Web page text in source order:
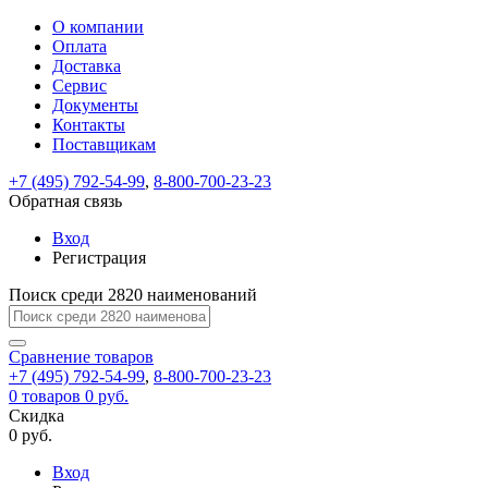
ВходРегистрация
Только
test@example.com
отправлена
по
ней
для
регистрации.
Ок
Только
Запомнить
меня
Забыли
Восстановление
пароля
Заполните
форму.
Мы
отправим
ссылку
на
указанный
электронный
адрес,
перейдя
по
которой
вы
новый
На
вашу
test@test.ru
отправлена
ссылка.
Перейдите
по
для
смены
пароля.
Введите
новый
пароль
Сменить
Пароль
успешно
Войти
Обратная
связь
Сообщение
пользовательского
соглашения
Ваше
сообщение
успешно
О компании
Оплата
Доставка
Сервис
Документы
Контакты
Поставщикам
+7 (495) 792-54-99, 8-800-700-23-23
Обратная связь
Вход
Регистрация
Поиск среди 2820 наименований
Сравнение товаров
+7 (495) 792-54-99, 8-800-700-23-23
0 товаров 0 руб.
Скидка
0 руб.
Вход